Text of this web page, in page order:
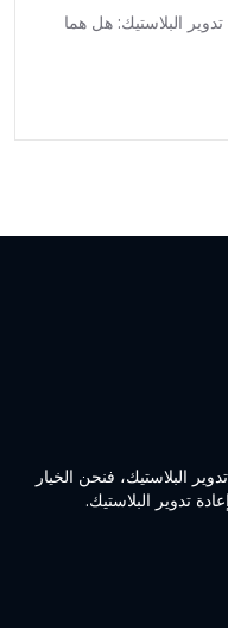
البلاستيك: هل هما
البلاستيك، فنحن الخيار
تدوير البلاستيك.